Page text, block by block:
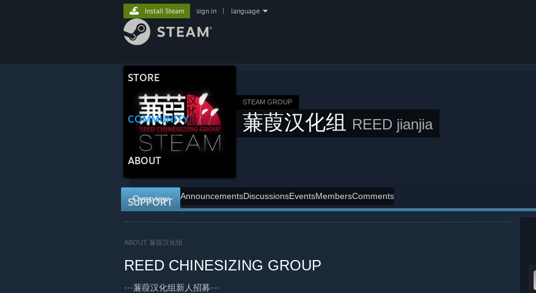
STORE
COMMUNITY
ABOUT
SUPPORT
Install Steam sign in language
STEAM GROUP
蒹葭汉化组 REED jianjia
Overview AnnouncementsDiscussionsEventsMembersComments
ABOUT 蒹葭汉化组
REED CHINESIZING GROUP
···蒹葭汉化组新人招募···